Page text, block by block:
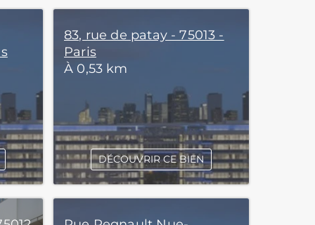
83, rue de patay - 75013 -
Paris
À 0,53 km
DÉCOUVRIR CE BIEN